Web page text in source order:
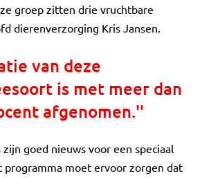
groep zitten drie vruchtbare
dierenverzorging Kris Jansen.
van deze
is met meer dan
afgenomen.''
goed nieuws voor een speciaal
programma moet ervoor zorgen dat